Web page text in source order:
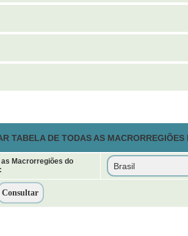
TABELA DE TODAS AS
as Macrorregiões do